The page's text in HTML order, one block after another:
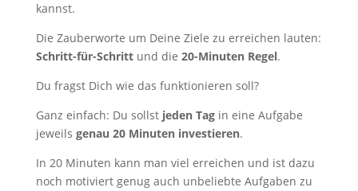
kannst.
Die Zauberworte um Deine Ziele zu erreichen lauten:
Schritt-für-Schrittund die 20-Minuten Regel.
Du fragst Dich wie das funktionieren soll?
Ganz einfach: Du sollst jeden Tagin eine Aufgabe
jeweils genau 20 Minuten investieren.
In 20 Minuten kann man viel erreichen und ist dazu
noch motiviert genug auch unbeliebte Aufgaben zu